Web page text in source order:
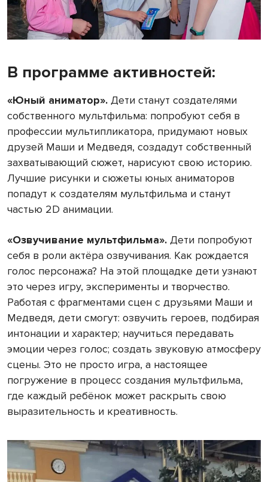
В программе активностей:
«Юный аниматор». Дети станут создателями
собственного мультфильма: попробуют себя в
профессии мультипликатора, придумают новых
друзей Маши и Медведя, создадут собственный
захватывающий сюжет, нарисуют свою историю.
Лучшие рисунки и сюжеты юных аниматоров
попадут к создателям мультфильма и станут
частью 2D анимации.
«Озвучивание мультфильма». Дети попробуют
себя в роли актёра озвучивания. Как рождается
голос персонажа? На этой площадке дети узнают
это через игру, эксперименты и творчество.
Работая с фрагментами сцен с друзьями Маши и
Медведя, дети смогут: озвучить героев, подбирая
интонации и характер; научиться передавать
эмоции через голос; создать звуковую атмосферу
сцены. Это не просто игра, а настоящее
погружение в процесс создания мультфильма,
где каждый ребёнок может раскрыть свою
выразительность и креативность.